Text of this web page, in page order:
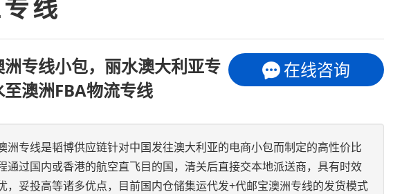
线
在线咨询
专线小包，丽水澳大利亚专
澳洲FBA物流专线
洲专线是韬博供应链针对中国发往澳大利亚的电商小包而制定的高性价比
通过国内或香港的航空直飞目的国，清关后直接交本地派送商，具有时效
，妥投高等诸多优点，目前国内仓储集运代发+代邮宝澳洲专线的发货模式